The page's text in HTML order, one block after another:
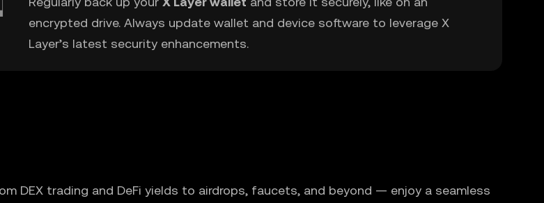
encrypted drive. Always update wallet and device software to leverage X
Layer’s latest security enhancements.
DEX trading and DeFi yields to airdrops, faucets, and beyond — enjoy a seamless